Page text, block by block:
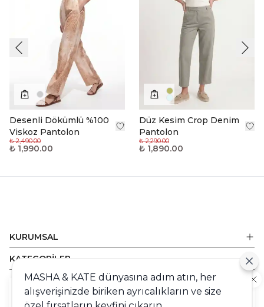
Cookie
Desenli Dökümlü %100
Viskoz Pantolon
₺ 2,490.00
₺ 1,990.00
Düz Kesim Crop Denim
Pantolon
₺ 2,290.00
₺ 1,890.00
KURUMSAL
KATEGORİLER
ALIŞVERİŞ
DESTEK
MASHA & KATE dünyasına adım atın, her
alışverişinizde biriken ayrıcalıkların ve size